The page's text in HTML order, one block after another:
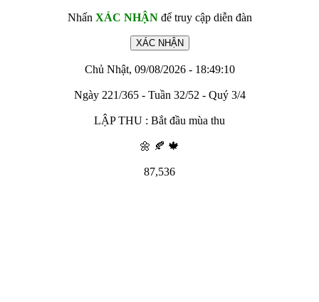
Nhấn XÁC NHẬNđể truy cập diễn đàn
Chủ Nhật, 09/08/2026 - 18:49:10
Ngày 221/365 - Tuần 32/52 - Quý 3/4
LẬP THU : Bắt đầu mùa thu
🌼 🍂 🍁
87,536